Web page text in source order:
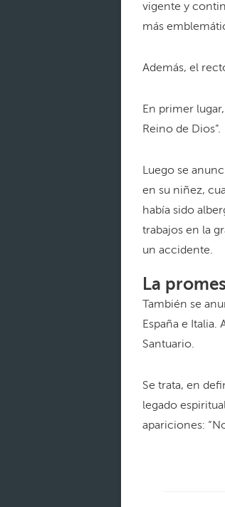
vigente y
más
Además, el
En primer
Reino de Dios”.
Luego se
en su niñez,
había sido
trabajos en la
un accidente.
La
También se
España e
Santuario.
Se trata, en
legado
apariciones: